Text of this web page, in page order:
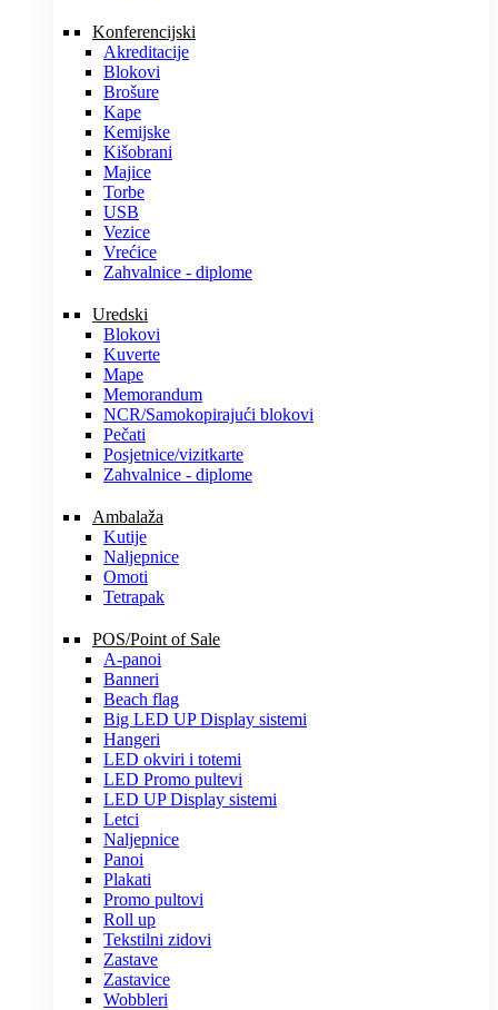
Konferencijski
Akreditacije
Blokovi
Brošure
Kape
Kemijske
Kišobrani
Majice
Torbe
USB
Vezice
Vrećice
Zahvalnice - diplome
Uredski
Blokovi
Kuverte
Mape
Memorandum
NCR/Samokopirajući blokovi
Pečati
Posjetnice/vizitkarte
Zahvalnice - diplome
Ambalaža
Kutije
Naljepnice
Omoti
Tetrapak
POS/Point of Sale
A-panoi
Banneri
Beach flag
Big LED UP Display sistemi
Hangeri
LED okviri i totemi
LED Promo pultevi
LED UP Display sistemi
Letci
Naljepnice
Panoi
Plakati
Promo pultovi
Roll up
Tekstilni zidovi
Zastave
Zastavice
Wobbleri